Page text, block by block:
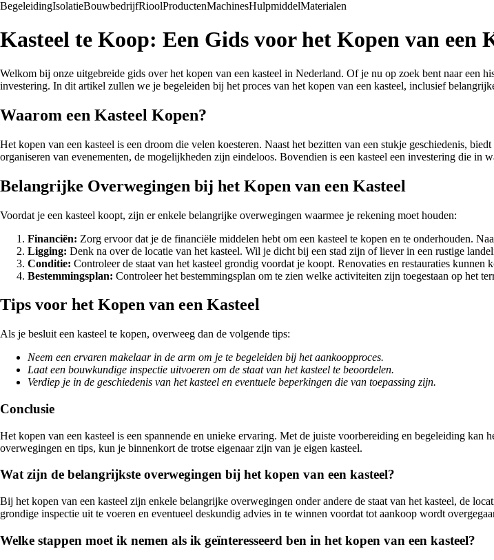
BegeleidingIsolatieBouwbedrijfRioolProductenMachinesHulpmiddelMaterialen
Kasteel te Koop: Een Gids voor het Kopen van een
Welkom bij onze uitgebreide gids over het kopen van een kasteel in Nederland. Of je nu op zoek bent naar een
investering. In dit artikel zullen we je begeleiden bij het proces van het kopen van een kasteel, inclusief
Waarom een Kasteel Kopen?
Het kopen van een kasteel is een droom die velen koesteren. Naast het bezitten van een stukje geschiedenis,
organiseren van evenementen, de mogelijkheden zijn eindeloos. Bovendien is een kasteel een investering die in
Belangrijke Overwegingen bij het Kopen van een Kasteel
Voordat je een kasteel koopt, zijn er enkele belangrijke overwegingen waarmee je rekening moet houden:
Financiën: Zorg ervoor dat je de financiële middelen hebt om een kasteel te kopen en te onderhouden.
Ligging: Denk na over de locatie van het kasteel. Wil je dicht bij een stad zijn of liever in een rustige
Conditie: Controleer de staat van het kasteel grondig voordat je koopt. Renovaties en restauraties kunnen
Bestemmingsplan: Controleer het bestemmingsplan om te zien welke activiteiten zijn toegestaan op het
Tips voor het Kopen van een Kasteel
Als je besluit een kasteel te kopen, overweeg dan de volgende tips:
Neem een ervaren makelaar in de arm om je te begeleiden bij het aankoopproces.
Laat een bouwkundige inspectie uitvoeren om de staat van het kasteel te beoordelen.
Verdiep je in de geschiedenis van het kasteel en eventuele beperkingen die van toepassing zijn.
Conclusie
Het kopen van een kasteel is een spannende en unieke ervaring. Met de juiste voorbereiding en begeleiding
overwegingen en tips, kun je binnenkort de trotse eigenaar zijn van je eigen kasteel.
Wat zijn de belangrijkste overwegingen bij het kopen van een kasteel?
Bij het kopen van een kasteel zijn enkele belangrijke overwegingen onder andere de staat van het kasteel, de
grondige inspectie uit te voeren en eventueel deskundig advies in te winnen voordat tot aankoop wordt
Welke stappen moet ik nemen als ik geïnteresseerd ben in het kopen van een kasteel?